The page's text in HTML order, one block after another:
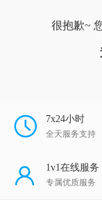
很抱歉~
7x24小时
全天服务支持
1v1在线服务
专属优质服务